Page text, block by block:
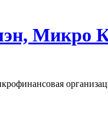
Микро
микрофинансовая